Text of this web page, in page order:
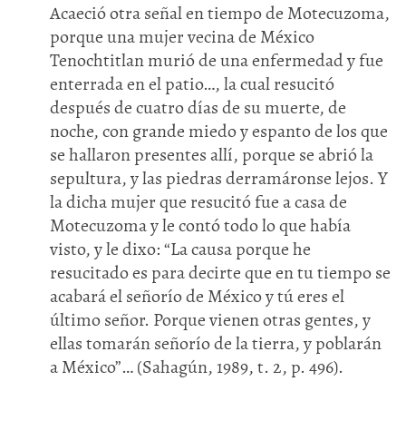
Acaeció otra señal en tiempo de Motecuzoma,
porque una mujer vecina de México
Tenochtitlan murió de una enfermedad y fue
enterrada en el patio…, la cual resucitó
después de cuatro días de su muerte, de
noche, con grande miedo y espanto de los que
se hallaron presentes allí, porque se abrió la
sepultura, y las piedras derramáronse lejos. Y
la dicha mujer que resucitó fue a casa de
Motecuzoma y le contó todo lo que había
visto, y le dixo: “La causa porque he
resucitado es para decirte que en tu tiempo se
acabará el señorío de México y tú eres el
último señor. Porque vienen otras gentes, y
ellas tomarán señorío de la tierra, y poblarán
a México”… (Sahagún, 1989, t. 2, p. 496).